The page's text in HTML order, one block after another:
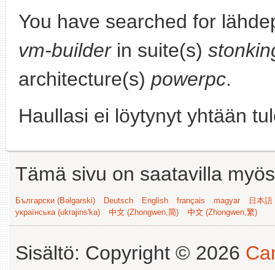
You have searched for
vm-builderin suite(s)
architecture(s) powerpc.
Haullasi ei löytynyt yhtään
Tämä sivu on saatavilla
Български (Bəlgarski) Deutsch English français magyar
日本
українська (ukrajins'ka)
中文 (Zhongwen,简) 中文 (Zhongwen,繁)
Sisältö: Copyright © 2026